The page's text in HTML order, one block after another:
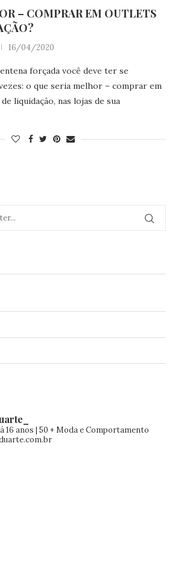
– COMPRAR EM OUTLETS
16/04/2020
forçada você deve ter se
o que seria melhor – comprar em
liquidação, nas lojas de sua
16 anos | 50 +Moda e Comportamento